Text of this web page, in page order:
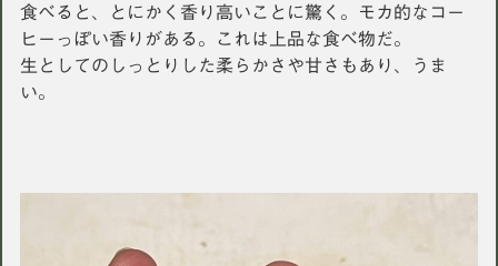
食べると、とにかく香り高いことに驚く。モカ的なコー
ヒーっぽい香りがある。これは上品な食べ物だ。
生としてのしっとりした柔らかさや甘さもあり、うま
い。